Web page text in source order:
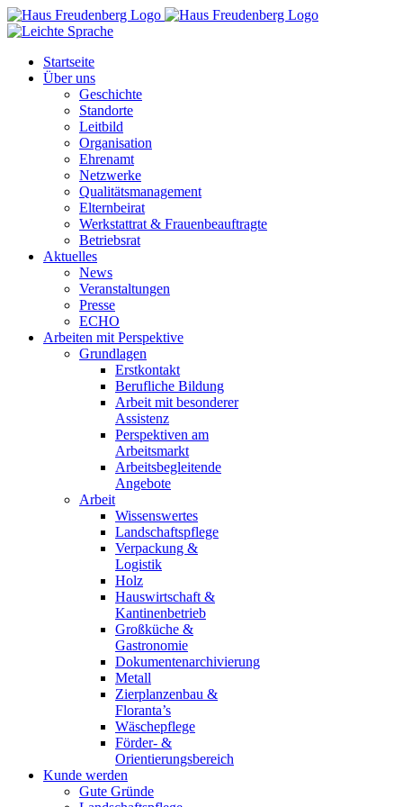
Zum
Inhalt
Startseite
Über uns
Geschichte
Standorte
Leitbild
Organisation
Ehrenamt
Netzwerke
Qualitätsmanagement
Elternbeirat
Werkstattrat & Frauenbeauftragte
Betriebsrat
Aktuelles
News
Veranstaltungen
Presse
ECHO
Arbeiten mit Perspektive
Grundlagen
Erstkontakt
Berufliche Bildung
Arbeit mit besonderer
Assistenz
Perspektiven am
Arbeitsmarkt
Arbeitsbegleitende
Angebote
Arbeit
Wissenswertes
Landschaftspflege
Verpackung &
Logistik
Holz
Hauswirtschaft &
Kantinenbetrieb
Großküche &
Gastronomie
Dokumentenarchivierung
Metall
Zierplanzenbau &
Floranta’s
Wäschepflege
Förder- &
Orientierungsbereich
Kunde werden
Gute Gründe